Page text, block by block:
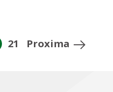
21 Proxima